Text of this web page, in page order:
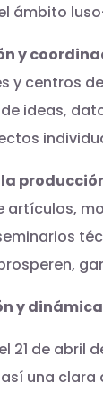
ámbito
y
y centros
ideas,
la
artículos,
y
21 de abril
una clara